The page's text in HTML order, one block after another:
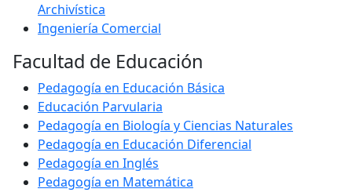
Archivística
Ingeniería Comercial
Facultad de Educación
Pedagogía en Educación Básica
Educación Parvularia
Pedagogía en Biología y Ciencias Naturales
Pedagogía en Educación Diferencial
Pedagogía en Inglés
Pedagogía en Matemática